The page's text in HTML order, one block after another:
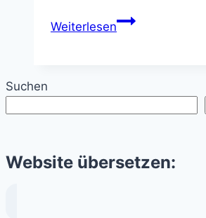
WeiterlesenErdbeben-
–
EQL)
Himmelsblitze
Suchen
Website übersetzen: